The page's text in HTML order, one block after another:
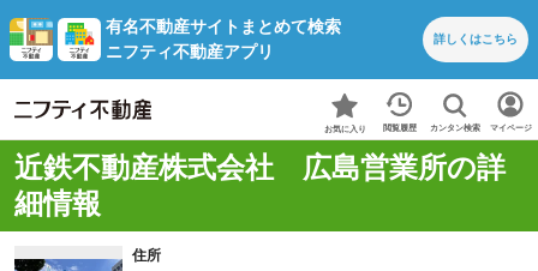
有名不動産サイトまとめて検索
ニフティ不動産アプリ
詳しくはこちら
お気に入り 閲覧履歴 カンタン検索 マイページ
近鉄不動産株式会社 広島営業所の詳
細情報
住所